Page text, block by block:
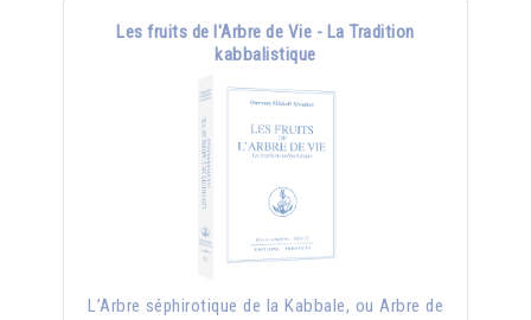
Les fruits de l'Arbre de Vie - La Tradition
kabbalistique
L’Arbre séphirotique de la Kabbale, ou Arbre de